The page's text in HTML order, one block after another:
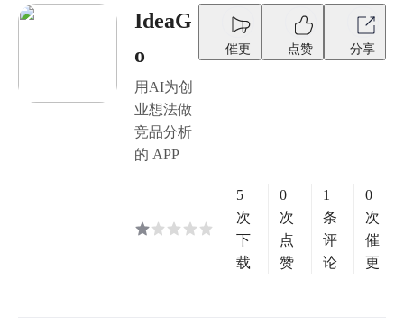
IdeaG
o
用AI为创
业想法做
竞品分析
的 APP
催更 点赞 分享
5
次
下
载
0
次
点
赞
1
条
评
论
0
次
催
更